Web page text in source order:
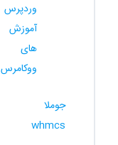
وردپرس
آموزش
های
ووکامرس
جوملا
whmcs